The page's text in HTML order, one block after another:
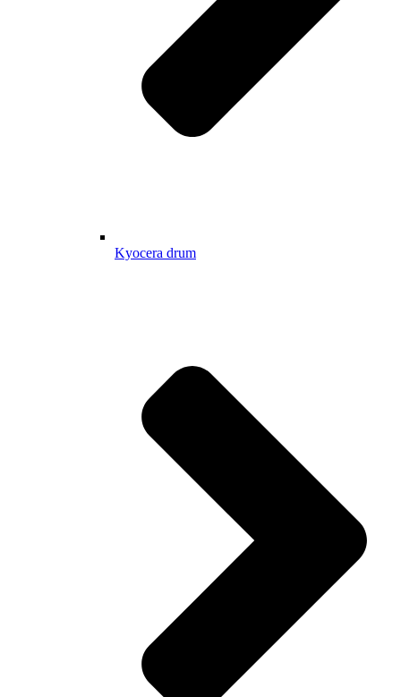
Kyocera drum